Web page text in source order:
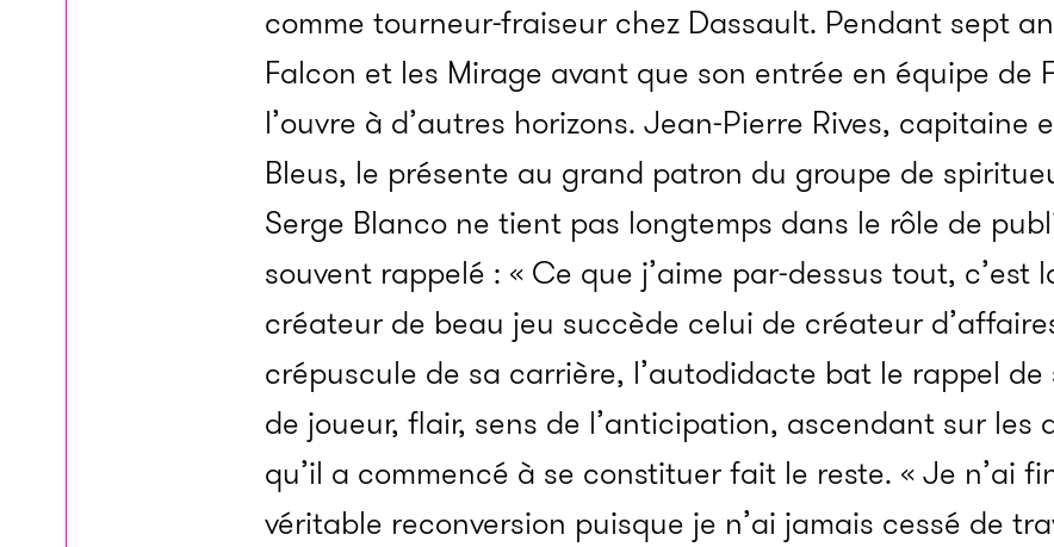
comme tourneur-fraiseur chez Dassault. Pendant sept
Falcon et les Mirage avant que son entrée en équipe de
l’ouvre à d’autres horizons. Jean-Pierre Rives, capitaine
Bleus, le présente au grand patron du groupe de
Serge Blanco ne tient pas longtemps dans le rôle de
souvent rappelé : « Ce que j’aime par-dessus tout, c’est
créateur de beau jeu succède celui de créateur
crépuscule de sa carrière, l’autodidacte bat le rappel
de joueur, flair, sens de l’anticipation, ascendant sur les
qu’il a commencé à se constituer fait le reste. « Je n’ai
véritable reconversion puisque je n’ai jamais cessé de